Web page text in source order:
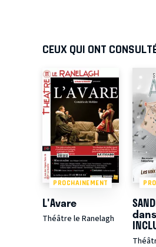
CEUX QUI ONT
PROCHAINEMENT
L'Avare
Théâtre le Ranelagh dans